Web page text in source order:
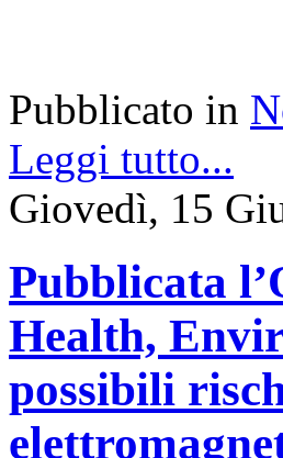
Pubblicato in
Leggi tutto...
Giovedì, 15
Pubblicata
Health,
possibili